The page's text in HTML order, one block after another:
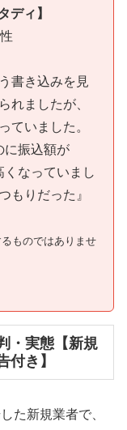
ディ】
書き込みを見
れましたが、
ていました。
に振込額が
なっていまし
もりだった』
ものではありませ
・実態【新規
付き】
た新規業者で、